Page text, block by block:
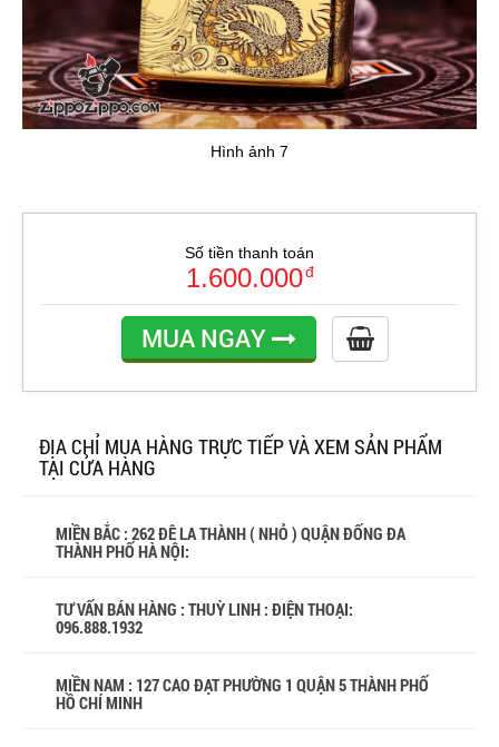
Hình ảnh 7
Số tiền thanh toán
1.600.000đ
MUA NGAY
ĐỊA CHỈ MUA HÀNG TRỰC TIẾP VÀ XEM SẢN PHẨM
TẠI CỬA HÀNG
MIỀN BẮC : 262 ĐÊ LA THÀNH ( NHỎ ) QUẬN ĐỐNG ĐA
THÀNH PHỐ HÀ NỘI:
TƯ VẤN BÁN HÀNG : THUỲ LINH : ĐIỆN THOẠI:
096.888.1932
MIỀN NAM : 127 CAO ĐẠT PHƯỜNG 1 QUẬN 5 THÀNH PHỐ
HỒ CHÍ MINH